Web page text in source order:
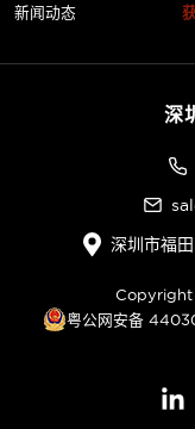
新闻动态
深
深圳市福
Copyright
粤公网安备